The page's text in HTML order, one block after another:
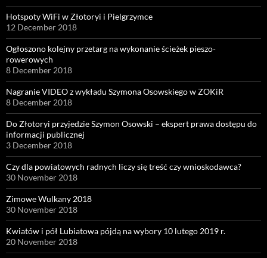
Hotspoty WiFi w Złotoryi i Pielgrzymce
12 December 2018
Ogłoszono kolejny przetarg na wykonanie ścieżek pieszo-
rowerowych
8 December 2018
Nagranie VIDEO z wykładu Szymona Osowskiego w ZOKiR
8 December 2018
Do Złotoryi przyjedzie Szymon Osowski – ekspert prawa dostępu do
informacji publicznej
3 December 2018
Czy dla powiatowych radnych liczy się treść czy wnioskodawca?
30 November 2018
Zimowe Wulkany 2018
30 November 2018
Kwiatów i pół Lubiatowa pójdą na wybory 10 lutego 2019 r.
20 November 2018